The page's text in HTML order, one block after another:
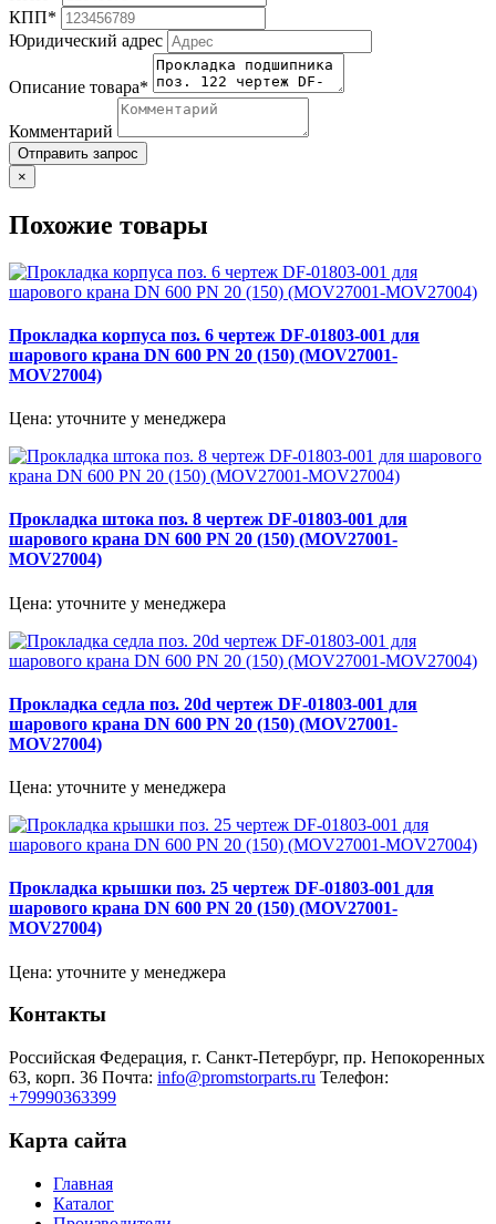
КПП*
Юридический адрес
Описание товара*
Комментарий
Отправить запрос
×
Похожие товары
Прокладка корпуса поз. 6 чертеж DF-01803-001 для
шарового крана DN 600 PN 20 (150) (MOV27001-
MOV27004)
Цена: уточните у менеджера
Прокладка штока поз. 8 чертеж DF-01803-001 для
шарового крана DN 600 PN 20 (150) (MOV27001-
MOV27004)
Цена: уточните у менеджера
Прокладка седла поз. 20d чертеж DF-01803-001 для
шарового крана DN 600 PN 20 (150) (MOV27001-
MOV27004)
Цена: уточните у менеджера
Прокладка крышки поз. 25 чертеж DF-01803-001 для
шарового крана DN 600 PN 20 (150) (MOV27001-
MOV27004)
Цена: уточните у менеджера
Контакты
Российская Федерация, г. Санкт-Петербург, пр. Непокоренных
63, корп. 36 Почта: info@promstorparts.ru Телефон:
+79990363399
Карта сайта
Главная
Каталог